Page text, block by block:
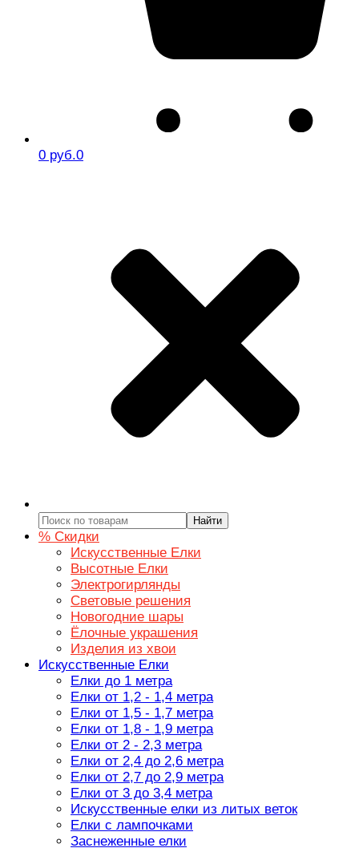
0 руб.0
Найти
% Скидки
Искусственные Елки
Высотные Елки
Электрогирлянды
Световые решения
Новогодние шары
Ёлочные украшения
Изделия из хвои
Искусственные Елки
Елки до 1 метра
Елки от 1,2 - 1,4 метра
Елки от 1,5 - 1,7 метра
Елки от 1,8 - 1,9 метра
Елки от 2 - 2,3 метра
Елки от 2,4 до 2,6 метра
Елки от 2,7 до 2,9 метра
Елки от 3 до 3,4 метра
Искусственные елки из литых веток
Елки с лампочками
Заснеженные елки